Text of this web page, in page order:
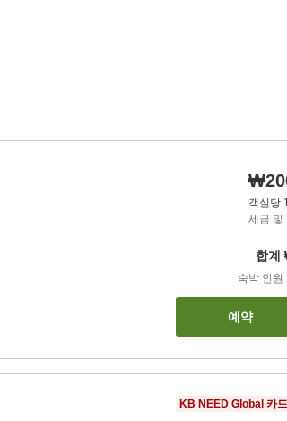
객실당
세금 및
합계
숙박 인원
예약
KB NEED Global 카